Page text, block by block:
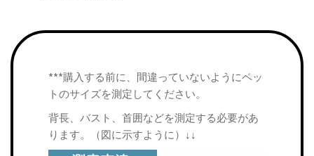
***購入する前に、間違っていないようにペッ
トのサイズを測定してください。
背長、バスト、首囲などを測定する必要があ
ります。（図に示すように）↓↓